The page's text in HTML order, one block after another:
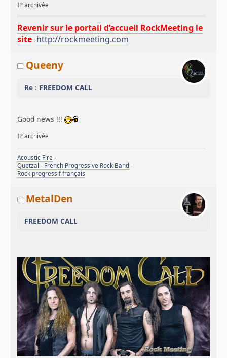
IP archivée
Revenir sur le portail d’accueil RockMeeting le
site : http://rockmeeting.com
Queeny
Re : FREEDOM CALL
Good news !!!
IP archivée
Acoustic Fire -
Quetzal - French Progressive Rock Band -
Rock progressif français
MetalDen
FREEDOM CALL